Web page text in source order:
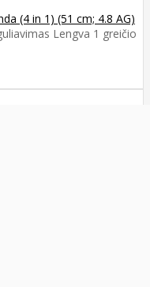
(4 in 1) (51 cm; 4.8 AG)
Lengva 1 greičio